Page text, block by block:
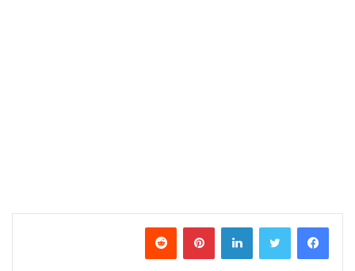
فيسبوك تويتر لينكدإن بينتيريست